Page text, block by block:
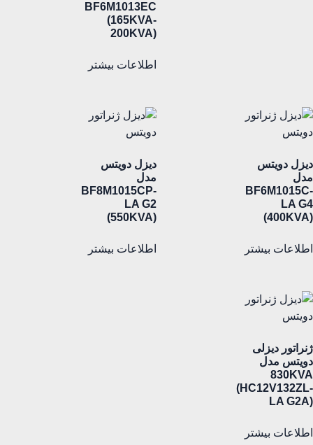
BF6M1013EC
(165KVA-
200KVA)
اطلاعات بیشتر
دیزل دویتس
مدل
BF6M1015C-
LA G4
(400KVA)
اطلاعات بیشتر
دیزل دویتس
مدل
BF8M1015CP-
LA G2
(550KVA)
اطلاعات بیشتر
ژنراتور دیزلی
دویتس مدل
830KVA
(HC12V132ZL-
LA G2A)
اطلاعات بیشتر